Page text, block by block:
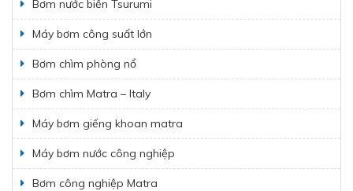
Bơm nước biển Tsurumi
Máy bơm công suất lớn
Bơm chìm phòng nổ
Bơm chìm Matra – Italy
Máy bơm giếng khoan matra
Máy bơm nước công nghiệp
Bơm công nghiệp Matra